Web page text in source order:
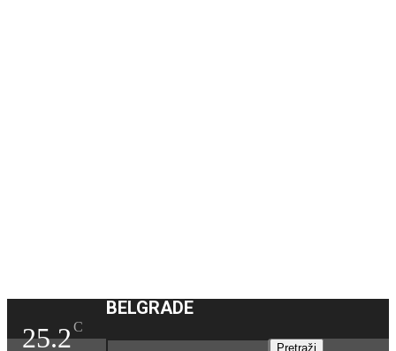
25.2C
BELGRADE